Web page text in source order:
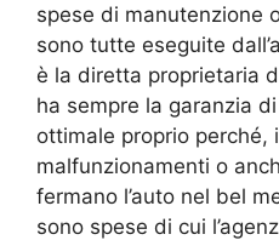
spese di manutenzione
sono tutte eseguite
è la diretta proprietaria
ha sempre la garanzia
ottimale proprio perché,
malfunzionamenti o
fermano l’auto nel bel
sono spese di cui